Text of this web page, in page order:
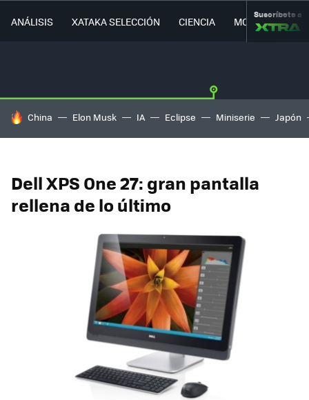
ANÁLISIS XATAKA SELECCIÓN CIENCIA MOVILIDAD
Suscríbete a
HOY SE HABLA DE
China Elon Musk IA Eclipse Miniserie Japón
Dell XPS One 27: gran pantalla
rellena de lo último